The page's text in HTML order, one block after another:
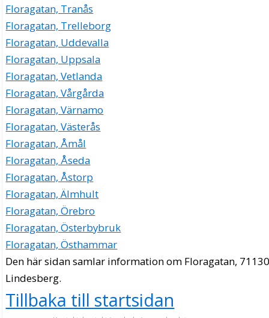
Floragatan, Tranås
Floragatan, Trelleborg
Floragatan, Uddevalla
Floragatan, Uppsala
Floragatan, Vetlanda
Floragatan, Vårgårda
Floragatan, Värnamo
Floragatan, Västerås
Floragatan, Åmål
Floragatan, Åseda
Floragatan, Åstorp
Floragatan, Älmhult
Floragatan, Örebro
Floragatan, Österbybruk
Floragatan, Östhammar
Den här sidan samlar information om Floragatan,
Lindesberg.
Tillbaka till startsidan